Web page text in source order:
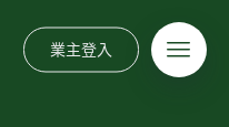
業主登入